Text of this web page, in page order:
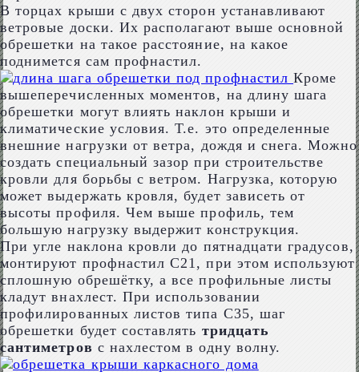
В торцах крыши с двух сторон устанавливают
ветровые доски. Их располагают выше основной
обрешетки на такое расстояние, на какое
поднимется сам профнастил.
Кроме
вышеперечисленных моментов, на длину шага
обрешетки могут влиять наклон крыши и
климатические условия. Т.е. это определенные
внешние нагрузки от ветра, дождя и снега. Можно
создать специальный зазор при строительстве
кровли для борьбы с ветром. Нагрузка, которую
может выдержать кровля, будет зависеть от
высоты профиля. Чем выше профиль, тем
большую нагрузку выдержит конструкция.
При угле наклона кровли до пятнадцати градусов,
монтируют профнастил С21, при этом используют
сплошную обрешётку, а все профильные листы
кладут внахлест. При использовании
профилированных листов типа С35, шаг
обрешетки будет составлять тридцать
сантиметров с нахлестом в одну волну.